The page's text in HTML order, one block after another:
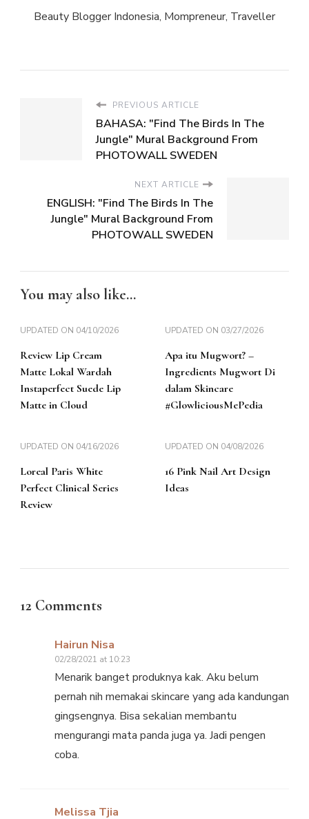
Beauty Blogger Indonesia, Mompreneur, Traveller
PREVIOUS ARTICLE
BAHASA: "Find The Birds In The
Jungle" Mural Background From
PHOTOWALL SWEDEN
NEXT ARTICLE
ENGLISH: "Find The Birds In The
Jungle" Mural Background From
PHOTOWALL SWEDEN
You may also like...
UPDATED ON 04/10/2026
Review Lip Cream
Matte Lokal Wardah
Instaperfect Suede Lip
Matte in Cloud
UPDATED ON 03/27/2026
Apa itu Mugwort? –
Ingredients Mugwort Di
dalam Skincare
#GlowliciousMePedia
UPDATED ON 04/16/2026
Loreal Paris White
Perfect Clinical Series
Review
UPDATED ON 04/08/2026
16 Pink Nail Art Design
Ideas
12 Comments
Hairun Nisa
02/28/2021 at 10:23
Menarik banget produknya kak. Aku belum
pernah nih memakai skincare yang ada kandungan
gingsengnya. Bisa sekalian membantu
mengurangi mata panda juga ya. Jadi pengen
coba.
Melissa Tjia